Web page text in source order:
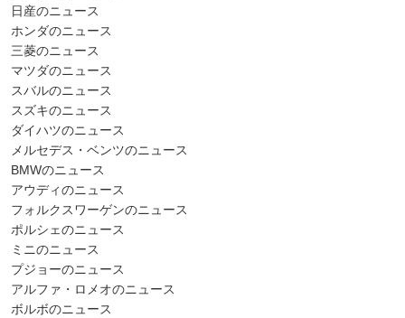
日産のニュース
ホンダのニュース
三菱のニュース
マツダのニュース
スバルのニュース
スズキのニュース
ダイハツのニュース
メルセデス・ベンツのニュース
BMWのニュース
アウディのニュース
フォルクスワーゲンのニュース
ポルシェのニュース
ミニのニュース
プジョーのニュース
アルファ・ロメオのニュース
ボルボのニュース